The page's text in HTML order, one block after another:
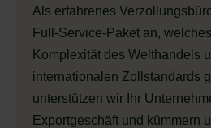
Als erfahrenes
Full-Service-Paket an,
Komplexität des Welthandels
internationalen Zollstandards
unterstützen wir Ihr
Exportgeschäft und kümmern